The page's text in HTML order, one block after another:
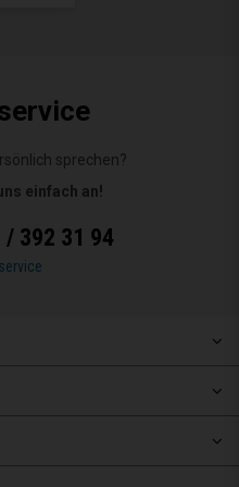
sprechen?
einfach an!
/ 392 31 94